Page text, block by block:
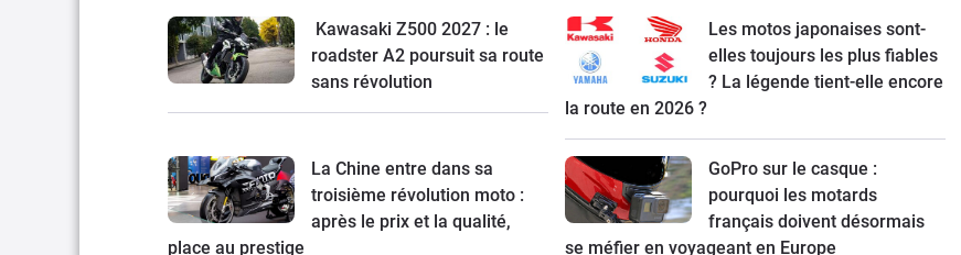
Kawasaki Z500 2027 : le
roadster A2 poursuit sa route
sans révolution
Les motos japonaises sont-
elles toujours les plus fiables
? La légende tient-elle encore
la route en 2026 ?
La Chine entre dans sa
troisième révolution moto :
après le prix et la qualité,
place au prestige
GoPro sur le casque :
pourquoi les motards
français doivent désormais
se méfier en voyageant en Europe